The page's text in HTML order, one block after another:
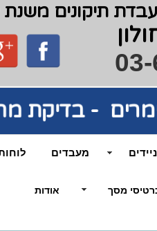
מעבדים
מסך אודות
תיקונים משנת 1999
- בדיקת